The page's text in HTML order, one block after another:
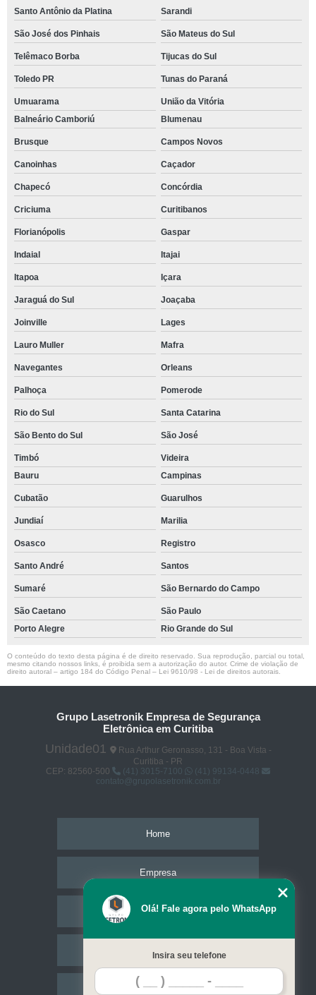
Santo Antônio da Platina Sarandi
São José dos Pinhais São Mateus do Sul
Telêmaco Borba Tijucas do Sul
Toledo PR Tunas do Paraná
Umuarama
União da Vitória
Balneário Camboriú
Blumenau
Brusque Campos Novos
Canoinhas Caçador
Chapecó Concórdia
Criciuma Curitibanos
Florianópolis Gaspar
Indaial Itajai
Itapoa Içara
Jaraguá do Sul Joaçaba
Joinville Lages
Lauro Muller Mafra
Navegantes Orleans
Palhoça Pomerode
Rio do Sul Santa Catarina
São Bento do Sul São José
Timbó
Videira
Bauru
Campinas
Cubatão Guarulhos
Jundiaí Marilia
Osasco Registro
Santo André Santos
Sumaré São Bernardo do Campo
São Caetano
São Paulo
Porto Alegre
Rio Grande do Sul
O conteúdo do texto desta página é de direito reservado. Sua reprodução, parcial ou total,
mesmo citando nossos links, é proibida sem a autorização do autor. Crime de violação de
direito autoral – artigo 184 do Código Penal – Lei 9610/98 - Lei de direitos autorais
Grupo Lasetronik Empresa de Segurança
Eletrônica em Curitiba
Unidade01
Rua Arthur Geronasso, 131 - Boa Vista -
Curitiba - PR
CEP: 82560-500
(41) 3015-7100
(41) 99134-0448
contato@grupolasetronik.com.br
Home
Empresa
Missão
Serviços
Contato
Olá! Fale agora pelo WhatsApp
Insira seu telefone